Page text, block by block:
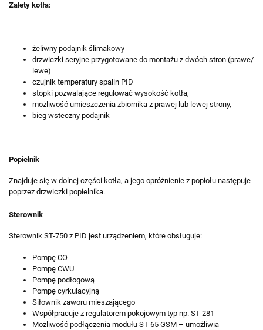
Zalety kotła:
żeliwny podajnik ślimakowy
drzwiczki seryjne przygotowane do montażu z dwóch stron (prawe/
lewe)
czujnik temperatury spalin PID
stopki pozwalające regulować wysokość kotła,
możliwość umieszczenia zbiornika z prawej lub lewej strony,
bieg wsteczny podajnik
Popielnik
Znajduje się w dolnej części kotła, a jego opróżnienie z popiołu następuje
poprzez drzwiczki popielnika.
Sterownik
Sterownik ST-750 z PID jest urządzeniem, które obsługuje:
Pompę CO
Pompę CWU
Pompę podłogową
Pompę cyrkulacyjną
Siłownik zaworu mieszającego
Współpracuje z regulatorem pokojowym typ np. ST-281
Możliwość podłączenia modułu ST-65 GSM – umożliwia